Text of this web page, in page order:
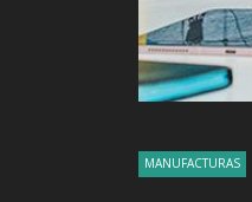
MANUFACTURAS